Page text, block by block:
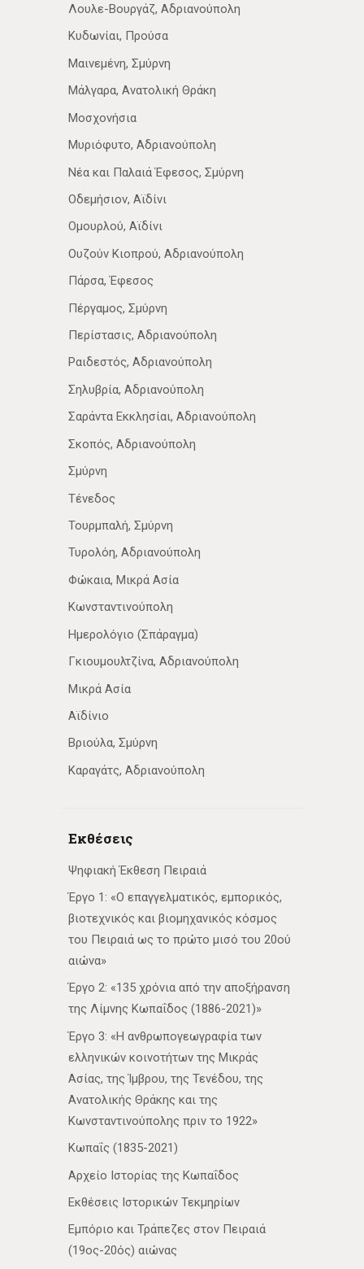
Λουλε-Βουργάζ, Αδριανούπολη
Κυδωνίαι, Προύσα
Μαινεμένη, Σμύρνη
Μάλγαρα, Ανατολική Θράκη
Μοσχονήσια
Μυριόφυτο, Αδριανούπολη
Νέα­ και Παλαιά Έφεσος, Σμύρνη
Οδεμήσιον, Αϊδίνι
Ομουρλού, Αϊδίνι
Ουζούν Κιοπρού, Αδριανούπολη
Πάρσα, Έφεσος
Πέργαμος, Σμύρνη
Περίστασις, Αδριανούπολη
Ραιδεστός, Αδριανούπολη
Σηλυβρία, Αδριανούπολη
Σαράντα Εκκλησίαι, Αδριανούπολη
Σκοπός, Αδριανούπολη
Σμύρνη
Τένεδος
Τουρμπαλή, Σμύρνη
Τυρολόη, Αδριανούπολη
Φώκαια, Μικρά Ασία
Κωνσταντινούπολη
Ημερολόγιο (Σπάραγμα)
Γκιουμουλτζίνα, Αδριανούπολη
Μικρά Ασία
Αϊδίνιο
Βριούλα, Σμύρνη
Καραγάτς, Αδριανούπολη
Εκθέσεις
Ψηφιακή Έκθεση Πειραιά
Έργο 1: «Ο επαγγελματικός, εμπορικός,
βιοτεχνικός και βιομηχανικός κόσμος
του Πειραιά ως το πρώτο μισό του 20ού
αιώνα»
Έργο 2: «135 χρόνια από την αποξήρανση
της Λίμνης Κωπαΐδος (1886-2021)»
Έργο 3: «Η ανθρωπογεωγραφία των
ελληνικών κοινοτήτων της Μικράς
Ασίας, της Ίμβρου, της Τενέδου, της
Ανατολικής Θράκης και της
Κωνσταντινούπολης πριν το 1922»
Κωπαΐς (1835-2021)
Αρχείο Ιστορίας της Κωπαΐδος
Εκθέσεις Ιστορικών Τεκμηρίων
Εμπόριο και Τράπεζες στον Πειραιά
(19ος-20ός) αιώνας